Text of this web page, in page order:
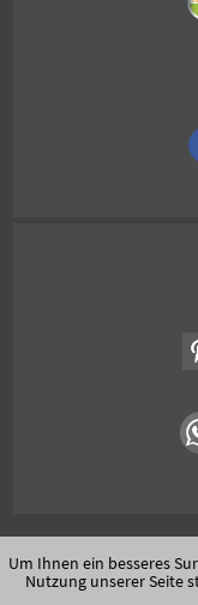
Um Ihnen ein besseres
Nutzung unserer Seite